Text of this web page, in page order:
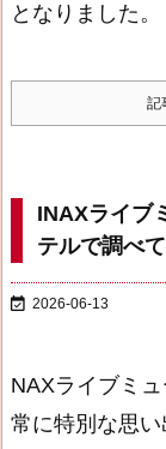
となりました。
記
INAXライブ
テルで調べ
 2026-06-13
NAXライブミ
常に特別な思